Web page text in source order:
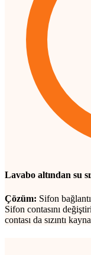
Lavabo altından su
Çözüm: Sifon
Sifon contasını
contası da sızıntı